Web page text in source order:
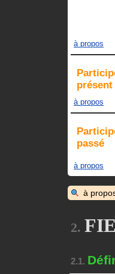
à propos
présent
à propos
passé
à propos
à
2.
2.1.